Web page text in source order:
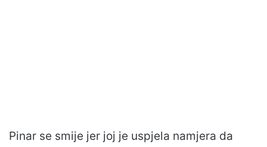
Pinar se smije jer joj je uspjela namjera da